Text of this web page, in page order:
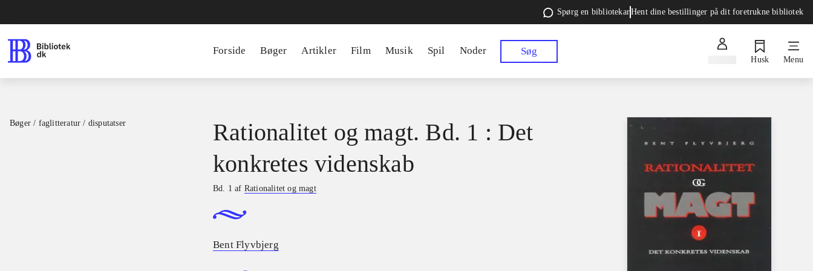
Spørg en bibliotekarHent dine bestillinger på dit foretrukne bibliotek
Forside Bøger Artikler Film Musik Spil Noder Søg
Husk Menu
Bøger / faglitteratur / disputatser
Rationalitet og magt. Bd. 1 : Det
konkretes videnskab
Bd. 1 af Rationalitet og magt
Bent Flyvbjerg